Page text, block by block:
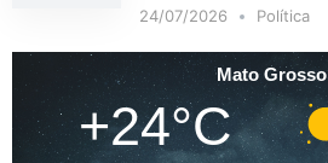
24/07/2026 Política
Mato Grosso
+24°C